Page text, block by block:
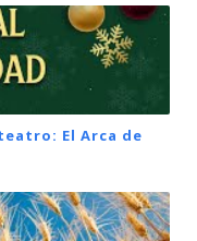
teatro: El Arca de